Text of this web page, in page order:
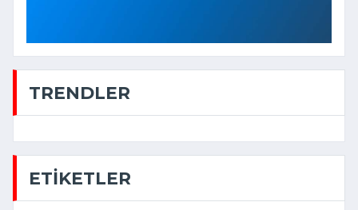
TRENDLER
ETIKETLER